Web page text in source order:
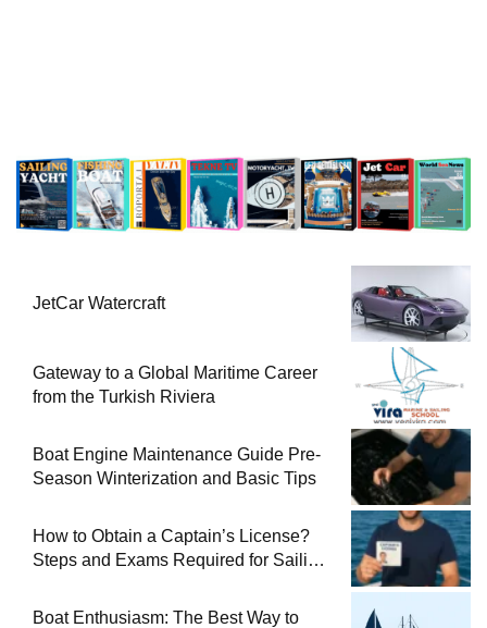
JetCar Watercraft
Gateway to a Global Maritime Career
from the Turkish Riviera
Boat Engine Maintenance Guide Pre-
Season Winterization and Basic Tips
How to Obtain a Captain’s License?
Steps and Exams Required for Sailing
Boat Enthusiasm: The Best Way to